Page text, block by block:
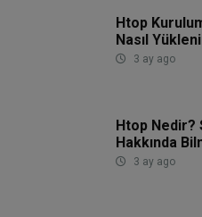
Htop
Nasıl
3 ay ago
Htop Nedir?
Hakkında
3 ay ago